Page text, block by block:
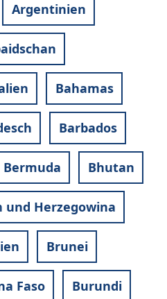
Argentinien
Bahamas
Barbados
Bermuda Bhutan
und Herzegowina
Brunei
Faso Burundi